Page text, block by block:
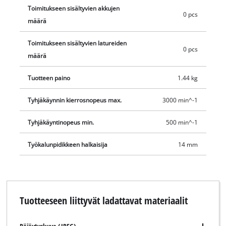
Akku ja laturi eivät sisälly toimitukseen. Ne ovat saatavana
erikseen, esimerkiksi kätevänä aloitussarjana. Optimaalisten
Toimitukseen sisältyvien akkujen
määrä
0 pcs
Toimitukseen sisältyvien latureiden
määrä
0 pcs
Tuotteen paino 1.44 kg
Tyhjäkäynnin kierrosnopeus max. 3000 min^-1
Tyhjäkäyntinopeus min. 500 min^-1
Työkalunpidikkeen halkaisija 14 mm
Tuotteeseen liittyvät ladattavat materiaalit